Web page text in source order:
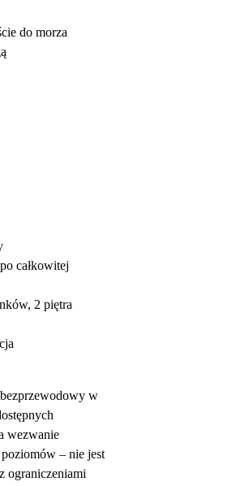
do morza
całkowitej
2 piętra
w
wezwanie
– nie jest
ograniczeniami